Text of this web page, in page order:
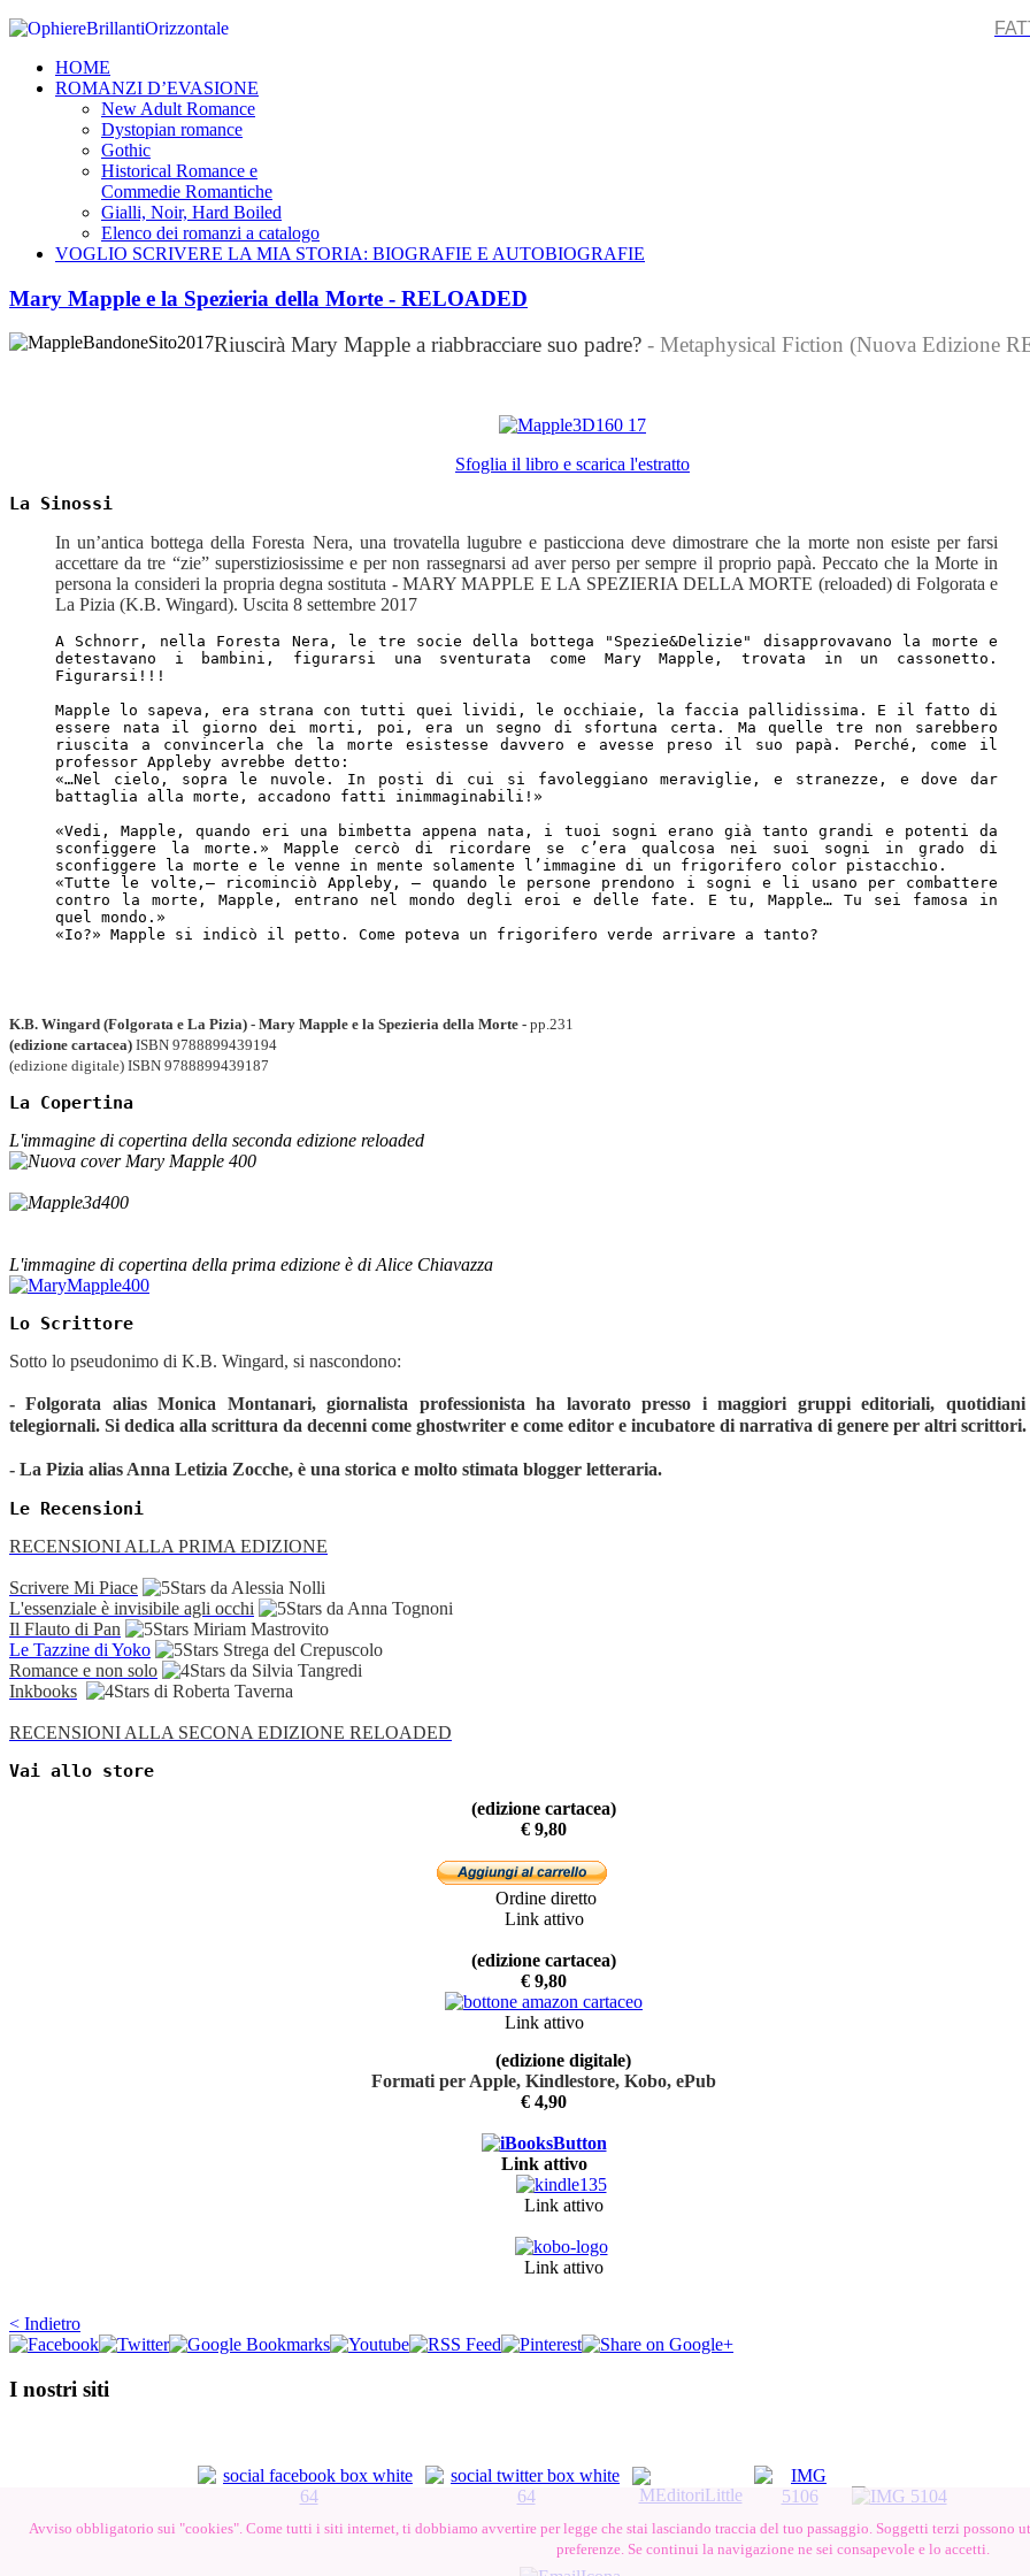
HOME
ROMANZI D’EVASIONE
New Adult Romance
Dystopian romance
Gothic
Historical Romance e
Commedie Romantiche
Gialli, Noir, Hard Boiled
Elenco dei romanzi a catalogo
VOGLIO SCRIVERE LA MIA STORIA: BIOGRAFIE E AUTOBIOGRAFIE
Mary Mapple e la Spezieria della Morte - RELOADED
Riuscirà Mary Mapple a riabbracciare suo padre? - Metaphysical Fiction (Nuova Edizione
Sfoglia il libro e scarica l'estratto
La Sinossi
In un’antica bottega della Foresta Nera, una trovatella lugubre e pasticciona deve dimostrare che la morte non esiste per farsi
accettare da tre “zie” superstiziosissime e per non rassegnarsi ad aver perso per sempre il proprio papà. Peccato che la Morte in
persona la consideri la propria degna sostituta - MARY MAPPLE E LA SPEZIERIA DELLA MORTE (reloaded) di Folgorata e
La Pizia (K.B. Wingard). Uscita 8 settembre 2017
A Schnorr, nella Foresta Nera, le tre socie della bottega "Spezie&Delizie" disapprovavano la morte e
detestavano i bambini, figurarsi una sventurata come Mary Mapple, trovata in un cassonetto.
Figurarsi!!!
Mapple lo sapeva, era strana con tutti quei lividi, le occhiaie, la faccia pallidissima. E il fatto di
essere nata il giorno dei morti, poi, era un segno di sfortuna certa. Ma quelle tre non sarebbero
riuscita a convincerla che la morte esistesse davvero e avesse preso il suo papà. Perché, come il
professor Appleby avrebbe detto:
«…Nel cielo, sopra le nuvole. In posti di cui si favoleggiano meraviglie, e stranezze, e dove dar
battaglia alla morte, accadono fatti inimmaginabili!»
«Vedi, Mapple, quando eri una bimbetta appena nata, i tuoi sogni erano già tanto grandi e potenti da
sconfiggere la morte.» Mapple cercò di ricordare se c’era qualcosa nei suoi sogni in grado di
sconfiggere la morte e le venne in mente solamente l’immagine di un frigorifero color pistacchio.
«Tutte le volte,– ricominciò Appleby, – quando le persone prendono i sogni e li usano per combattere
contro la morte, Mapple, entrano nel mondo degli eroi e delle fate. E tu, Mapple… Tu sei famosa in
quel mondo.»
«Io?» Mapple si indicò il petto. Come poteva un frigorifero verde arrivare a tanto?
K.B. Wingard (Folgorata e La Pizia) - Mary Mapple e la Spezieria della Morte - pp.231
(edizione cartacea) ISBN 9788899439194
(edizione digitale) ISBN 9788899439187
La Copertina
L'immagine di copertina della seconda edizione reloaded
L'immagine di copertina della prima edizione è di Alice Chiavazza
Lo Scrittore
Sotto lo pseudonimo di K.B. Wingard, si nascondono:
- Folgorata alias Monica Montanari, giornalista professionista ha lavorato presso i maggiori gruppi editoriali,
telegiornali. Si dedica alla scrittura da decenni come ghostwriter e come editor e incubatore di narrativa di genere per altri scrittori.
- La Pizia alias Anna Letizia Zocche, è una storica e molto stimata blogger letteraria.
Le Recensioni
RECENSIONI ALLA PRIMA EDIZIONE
Scrivere Mi Piace
da Alessia Nolli
L'essenziale è invisibile agli occhi
da Anna Tognoni
Il Flauto di Pan
Miriam Mastrovito
Le Tazzine di Yoko
Strega del Crepuscolo
Romance e non solo
da Silvia Tangredi
Inkbooks
di Roberta Taverna
RECENSIONI ALLA SECONA EDIZIONE RELOADED
Vai allo store
(edizione cartacea)
€ 9,80
Ordine diretto
Link attivo
(edizione cartacea)
€ 9,80
Link attivo
(edizione digitale)
Formati per Apple, Kindlestore, Kobo, ePub
€ 4,90
Link attivo
Link attivo
Link attivo
< Indietro
I nostri siti
Avviso obbligatorio sui "cookies". Come tutti i siti internet, ti dobbiamo avvertire per legge che stai lasciando traccia del tuo passaggio. Soggetti terzi possono
preferenze. Se continui la navigazione ne sei consapevole e lo accetti.